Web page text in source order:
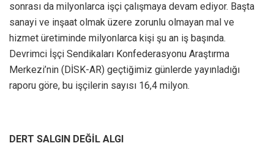
sonrası da milyonlarca işçi çalışmaya devam ediyor. Başta
sanayi ve inşaat olmak üzere zorunlu olmayan mal ve
hizmet üretiminde milyonlarca kişi şu an iş başında.
Devrimci İşçi Sendikaları Konfederasyonu Araştırma
Merkezi’nin (DİSK-AR) geçtiğimiz günlerde yayınladığı
raporu göre, bu işçilerin sayısı 16,4 milyon.
DERT SALGIN DEĞİL ALGI